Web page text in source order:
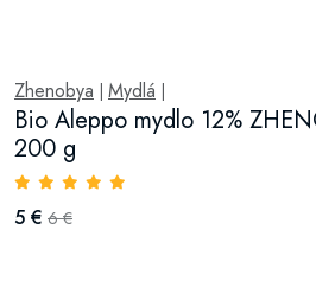
Zhenobya Mydlá
Bio Aleppo mydlo 12%
200 g
5 € 6 €